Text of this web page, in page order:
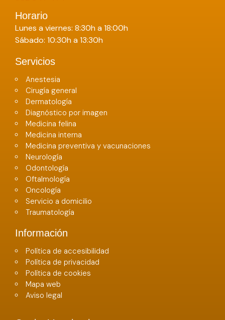
Horario
Lunes a viernes: 8:30h a 18:00h
Sábado: 10:30h a 13:30h
Servicios
Anestesia
Cirugía general
Dermatología
Diagnóstico por imagen
Medicina felina
Medicina interna
Medicina preventiva y vacunaciones
Neurología
Odontología
Oftalmología
Oncología
Servicio a domicilio
Traumatología
Información
Política de accesibilidad
Política de privacidad
Política de cookies
Mapa web
Aviso legal